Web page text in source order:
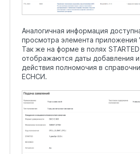
Аналогичная информация
просмотра элемента приложения
Так же на форме в полях STARTED
отображаются даты добавления
действия полномочия в
ЕСНСИ.